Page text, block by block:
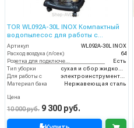
TOR WL092A-30L INOX Компактный
водопылесос для работы с
электроинструментом
Артикул
WL092A-30L INOX
Расход воздуха (л/сек)
64
Есть
Тип уборки
Для работы с
Материал бака
Нержавеющая сталь
Цена
10 000 руб. 9 300 руб.